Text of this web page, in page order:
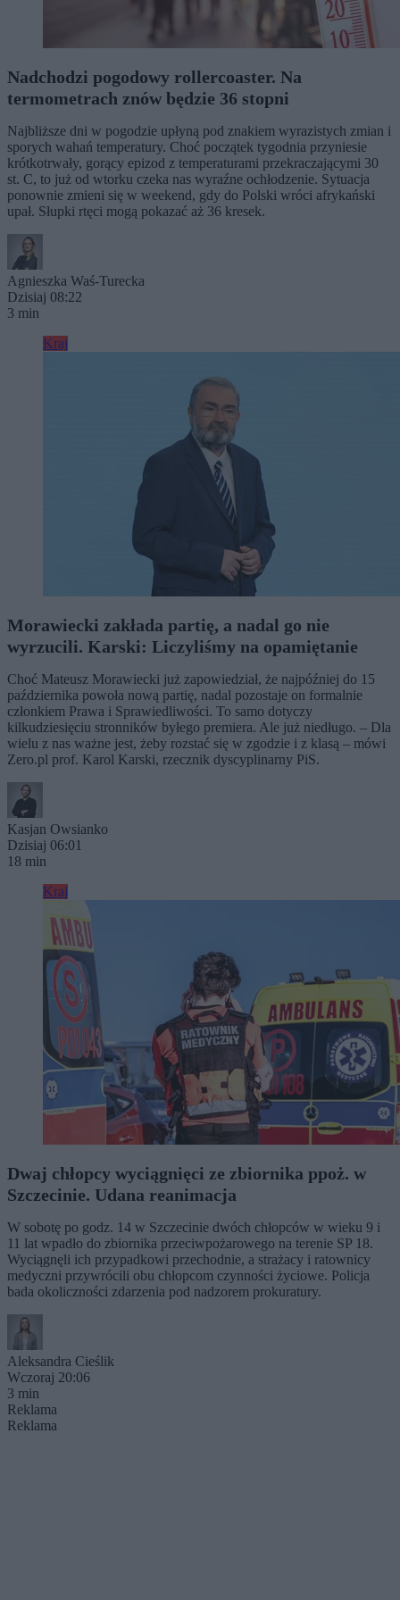
Nadchodzi pogodowy rollercoaster. Na
termometrach znów będzie 36 stopni
Najbliższe dni w pogodzie upłyną pod znakiem wyrazistych zmian i
sporych wahań temperatury. Choć początek tygodnia przyniesie
krótkotrwały, gorący epizod z temperaturami przekraczającymi 30
st. C, to już od wtorku czeka nas wyraźne ochłodzenie. Sytuacja
ponownie zmieni się w weekend, gdy do Polski wróci afrykański
upał. Słupki rtęci mogą pokazać aż 36 kresek.
Agnieszka Waś-Turecka
Dzisiaj 08:22
3 min
Kraj
Morawiecki zakłada partię, a nadal go nie
wyrzucili. Karski: Liczyliśmy na opamiętanie
Choć Mateusz Morawiecki już zapowiedział, że najpóźniej do 15
października powoła nową partię, nadal pozostaje on formalnie
członkiem Prawa i Sprawiedliwości. To samo dotyczy
kilkudziesięciu stronników byłego premiera. Ale już niedługo. – Dla
wielu z nas ważne jest, żeby rozstać się w zgodzie i z klasą – mówi
Zero.pl prof. Karol Karski, rzecznik dyscyplinarny PiS.
Kasjan Owsianko
Dzisiaj 06:01
18 min
Kraj
Dwaj chłopcy wyciągnięci ze zbiornika ppoż. w
Szczecinie. Udana reanimacja
W sobotę po godz. 14 w Szczecinie dwóch chłopców w wieku 9 i
11 lat wpadło do zbiornika przeciwpożarowego na terenie SP 18.
Wyciągnęli ich przypadkowi przechodnie, a strażacy i ratownicy
medyczni przywrócili obu chłopcom czynności życiowe. Policja
bada okoliczności zdarzenia pod nadzorem prokuratury.
Aleksandra Cieślik
Wczoraj 20:06
3 min
Reklama
Reklama